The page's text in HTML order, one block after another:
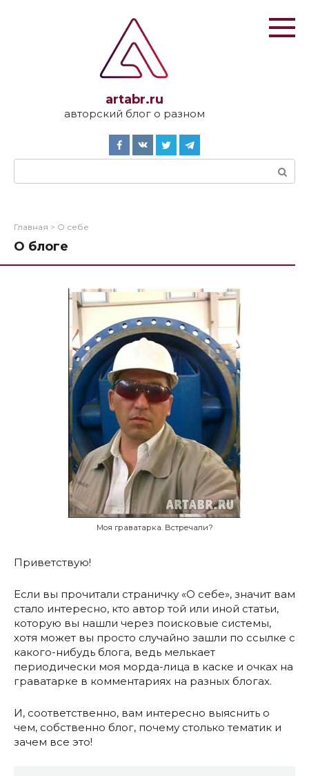
artabr.ru
авторский блог о разном
Поиск:
Главная > О себе
О блоге
Моя граватарка. Встречали?
Приветствую!
Если вы прочитали страничку «О себе», значит вам
стало интересно, кто автор той или иной статьи,
которую вы нашли через поисковые системы,
хотя может вы просто случайно зашли по ссылке с
какого-нибудь блога, ведь мелькает
периодически моя морда-лица в каске и очках на
граватарке в комментариях на разных блогах.
И, соответственно, вам интересно выяснить о
чем, собственно блог, почему столько тематик и
зачем все это!